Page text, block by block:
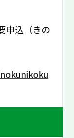
申込（きの